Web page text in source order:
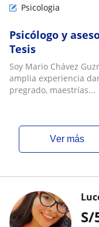
Psicologia
Psicólogo y
Tesis
Soy Mario Chávez
amplia experiencia
pregrado, maestrías...
ver más
S/